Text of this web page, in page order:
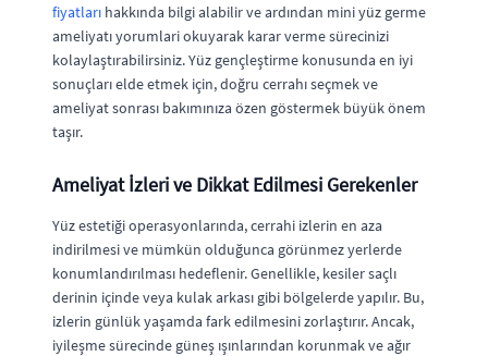
fiyatları hakkında bilgi alabilir ve ardından mini yüz germe
ameliyatı yorumlari okuyarak karar verme sürecinizi
kolaylaştırabilirsiniz. Yüz gençleştirme konusunda en iyi
sonuçları elde etmek için, doğru cerrahı seçmek ve
ameliyat sonrası bakımınıza özen göstermek büyük önem
taşır.
Ameliyat İzleri ve Dikkat Edilmesi Gerekenler
Yüz estetiği operasyonlarında, cerrahi izlerin en aza
indirilmesi ve mümkün olduğunca görünmez yerlerde
konumlandırılması hedeflenir. Genellikle, kesiler saçlı
derinin içinde veya kulak arkası gibi bölgelerde yapılır. Bu,
izlerin günlük yaşamda fark edilmesini zorlaştırır. Ancak,
iyileşme sürecinde güneş ışınlarından korunmak ve ağır